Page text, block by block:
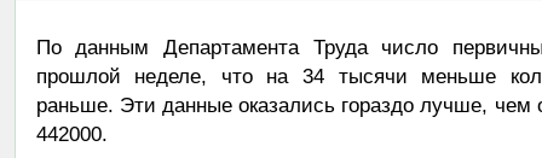
По данным Департамента Труда число
прошлой неделе, что на 34 тысячи меньше
раньше. Эти данные оказались гораздо лучше,
442000.